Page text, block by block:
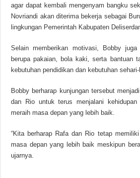
agar dapat kembali mengenyam bangku
Novriandi akan diterima bekerja sebagai
lingkungan Pemerintah Kabupaten
Selain memberikan motivasi, Bobby juga
berupa pakaian, bola kaki, serta bantuan
kebutuhan pendidikan dan kebutuhan
Bobby berharap kunjungan tersebut
dan Rio untuk terus menjalani
meraih masa depan yang lebih baik.
“Kita berharap Rafa dan Rio tetap
masa depan yang lebih baik meskipun
ujarnya.